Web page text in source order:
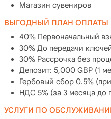
Магазин сувениров
ВЫГОДНЫЙ ПЛАН ОПЛАТЫ
40% Первоначальный
30% До передачи
30% Рассрочка без
Депозит: 5,000 GBP (1
Гербовый сбор 0.5%
НДС 5% (за 3 месяца до
УСЛУГИ ПО